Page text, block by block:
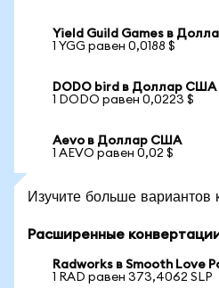
Yield Guild Games в
1 YGG равен 0,0188 $
DODO bird в Доллар США
1 DODO равен 0,0223 $
Aevo в Доллар США
1 AEVO равен 0,02 $
Изучите больше вариантов
Расширенные
Radworks в Smooth Love
1 RAD равен 373,4062 SLP